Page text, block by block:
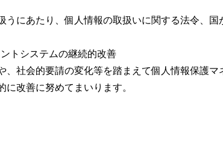
うにあたり、個人情報の取扱いに関する法令、国
トシステムの継続的改善
、社会的要請の変化等を踏まえて個人情報保護
改善に努めてまいります。